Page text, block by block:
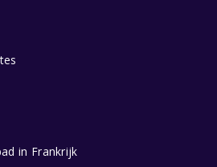
in Frankrijk